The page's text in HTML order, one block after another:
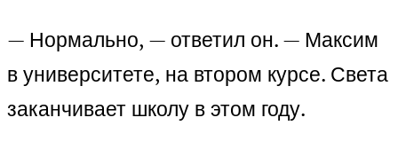
— Нормально, — ответил он. — Максим
в университете, на втором курсе. Света
заканчивает школу в этом году.